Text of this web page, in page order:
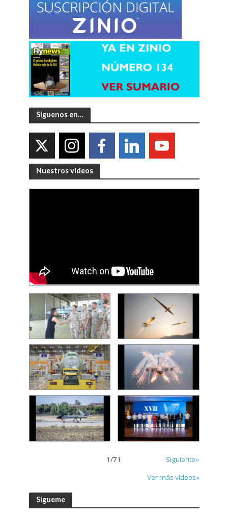
Síguenos en…
Nuestros videos
1/71
Siguiente»
Ver más vídeos»
Sígueme